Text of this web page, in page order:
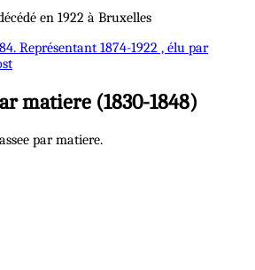
en 1922 à Bruxelles
Représentant 1874-1922 , élu par
matiere (1830-1848)
par matiere.